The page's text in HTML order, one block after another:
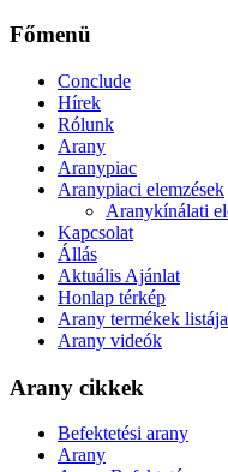
Főmenü
Conclude
Hírek
Rólunk
Arany
Aranypiac
Aranypiaci elemzések
Aranykínálati
Kapcsolat
Állás
Aktuális Ajánlat
Honlap térkép
Arany termékek listája
Arany videók
Arany cikkek
Befektetési arany
Arany